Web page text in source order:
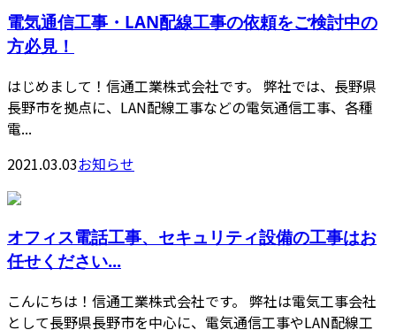
電気通信工事・LAN配線工事の依頼をご検討中の
方必見！
はじめまして！信通工業株式会社です。 弊社では、長野県
長野市を拠点に、LAN配線工事などの電気通信工事、各種
電...
2021.03.03お知らせ
オフィス電話工事、セキュリティ設備の工事はお
任せください...
こんにちは！信通工業株式会社です。 弊社は電気工事会社
として長野県長野市を中心に、電気通信工事やLAN配線工